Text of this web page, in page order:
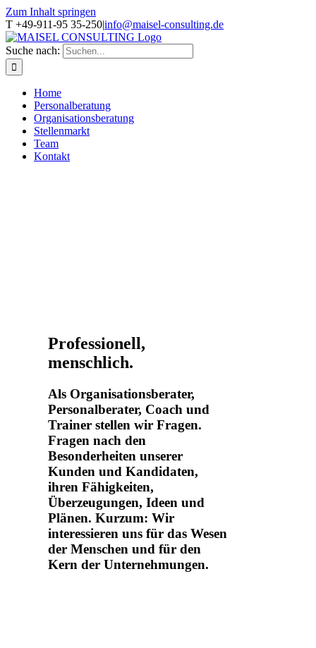
Zum Inhalt springen
T +49-911-95 35-250|info@maisel-consulting.de
Suche nach:
Home
Personalberatung
Organisationsberatung
Stellenmarkt
Team
Kontakt
Professionell,
menschlich.
Als Organisationsberater,
Personalberater, Coach und
Trainer stellen wir Fragen.
Fragen nach den
Besonderheiten unserer
Kunden und Kandidaten,
ihren Fähigkeiten,
Überzeugungen, Ideen und
Plänen. Kurzum: Wir
interessieren uns für das Wesen
der Menschen und für den
Kern der Unternehmungen.